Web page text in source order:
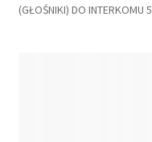
Sklep
(GŁOŚNIKI) DO INTERKOMU